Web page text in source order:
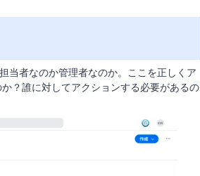
当者なのか管理者なのか。ここを正しくア
？誰に対してアクションする必要があるの